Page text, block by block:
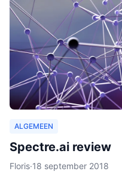
ALGEMEEN
Spectre.ai review
Floris·18 september 2018